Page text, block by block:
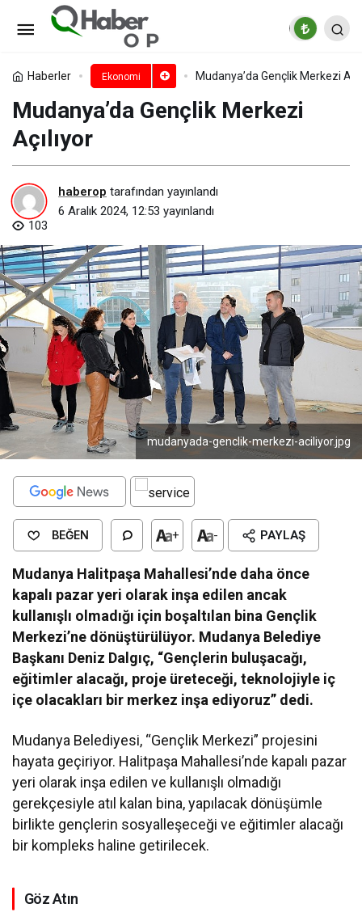
Haberler Ekonomi Mudanya’da Gençlik Merkezi
Mudanya’da Gençlik Merkezi
Açılıyor
haberop tarafından yayınlandı
6 Aralık 2024, 12:53 yayınlandı
103
mudanyada-genclik-merkezi-aciliyor.jpg
BEĞEN + - PAYLAŞ
Mudanya Halitpaşa Mahallesi’nde daha önce
kapalı pazar yeri olarak inşa edilen ancak
kullanışlı olmadığı için boşaltılan bina Gençlik
Merkezi’ne dönüştürülüyor. Mudanya Belediye
Başkanı Deniz Dalgıç, “Gençlerin buluşacağı,
eğitimler alacağı, proje üreteceği, teknolojiyle iç
içe olacakları bir merkez inşa ediyoruz” dedi.
Mudanya Belediyesi, “Gençlik Merkezi” projesini
hayata geçiriyor. Halitpaşa Mahallesi’nde kapalı pazar
yeri olarak inşa edilen ve kullanışlı olmadığı
gerekçesiyle atıl kalan bina, yapılacak dönüşümle
birlikte gençlerin sosyalleşeceği ve eğitimler alacağı
bir kompleks haline getirilecek.
Göz Atın
Borusan gönüllülük
çalışmalarıyla topluma değer katmaya
devam ediyor
Yorum Yap